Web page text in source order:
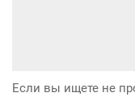
Если вы ищете не